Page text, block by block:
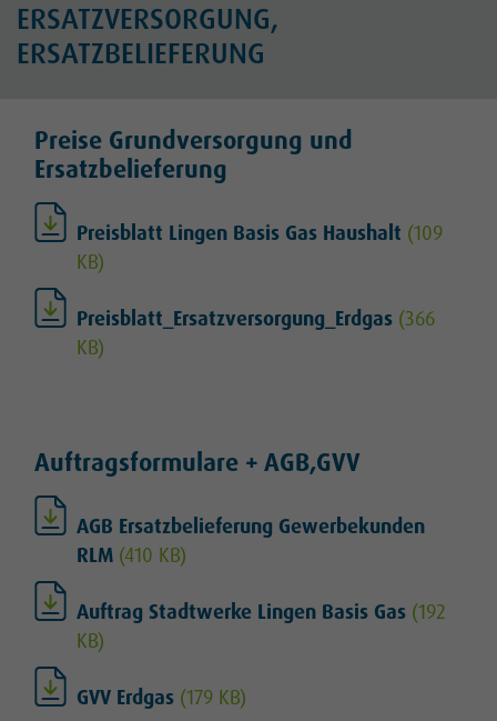
ERSATZVERSORGUNG,
ERSATZBELIEFERUNG
Preise Grundversorgung und
Ersatzbelieferung
Preisblatt Lingen Basis Gas Haushalt (109
KB)
Preisblatt_Ersatzversorgung_Erdgas (366
KB)
Auftragsformulare + AGB,GVV
AGB Ersatzbelieferung Gewerbekunden
RLM (410 KB)
Auftrag Stadtwerke Lingen Basis Gas (192
KB)
GVV Erdgas (179 KB)